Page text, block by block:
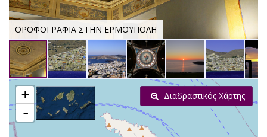
ΟΡΟΦΟΓΡΑΦΙΑ ΣΤΗΝ ΕΡΜΟΥΠΟΛΗ
+
-
Διαδραστικός Χάρτης